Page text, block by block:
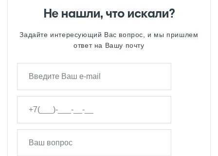
Не нашли, что искали?
Задайте интересующий Вас вопрос, и мы пришлем
ответ на Вашу почту